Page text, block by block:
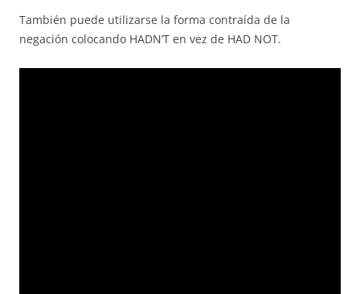
También puede utilizarse la forma contraída de la
negación colocando HADN’T en vez de HAD NOT.